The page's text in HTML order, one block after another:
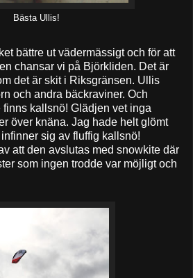
Bästa Ullis!
bättre ut vädermässigt och för att
chansar vi på Björkliden. Det är
det är skit i Riksgränsen. Ullis
och andra bäckraviner. Och
kallsnö! Glädjen vet inga
över knäna. Jag hade helt glömt
sig av fluffig kallsnö!
att den avslutas med snowkite där
som ingen trodde var möjligt och